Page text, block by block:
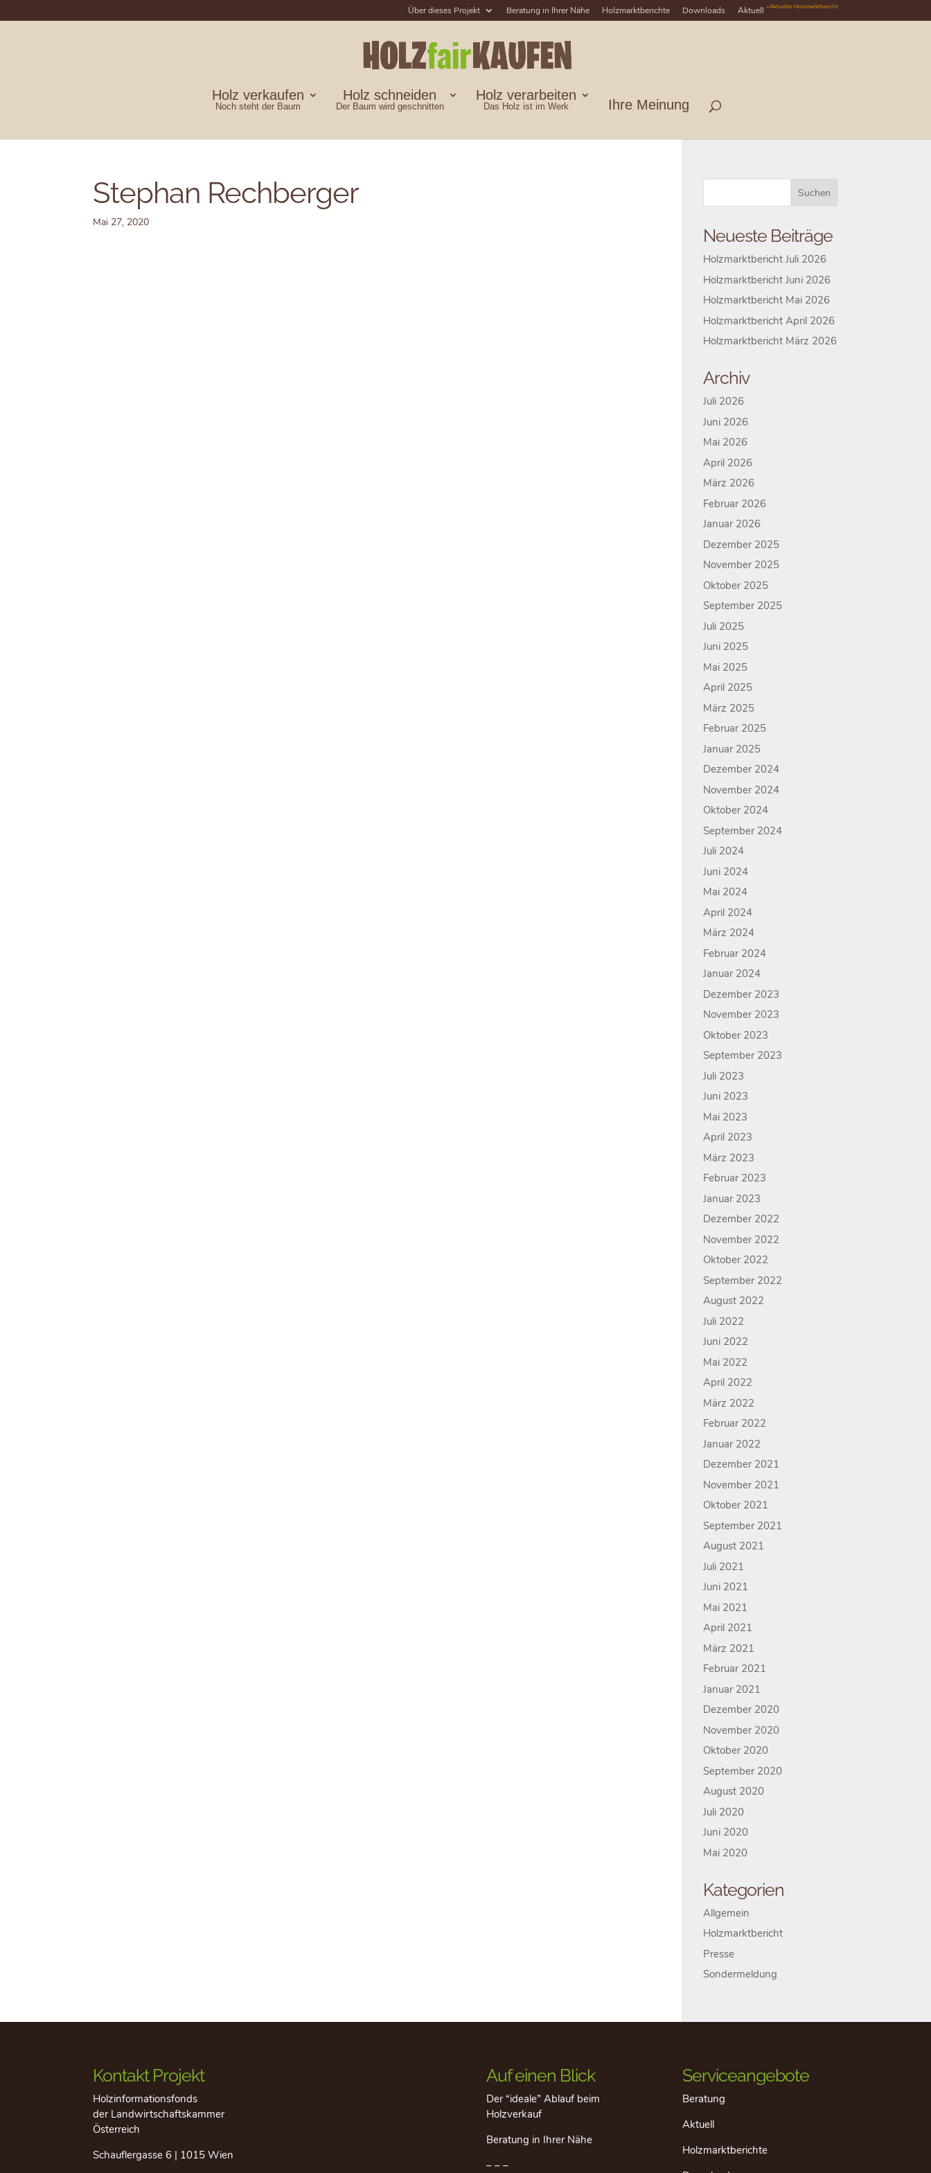
Über dieses Projekt Beratung in Ihrer Nähe Holzmarktberichte Downloads Aktuell +Aktueller Holzmarktbericht
Holz verkaufen
Noch steht der Baum
Holz schneiden
Der Baum wird geschnitten
Holz verarbeiten
Das Holz ist im Werk Ihre Meinung
Stephan Rechberger
Mai 27, 2020
Neueste Beiträge
Holzmarktbericht Juli 2026
Holzmarktbericht Juni 2026
Holzmarktbericht Mai 2026
Holzmarktbericht April 2026
Holzmarktbericht März 2026
Archiv
Juli 2026
Juni 2026
Mai 2026
April 2026
März 2026
Februar 2026
Januar 2026
Dezember 2025
November 2025
Oktober 2025
September 2025
Juli 2025
Juni 2025
Mai 2025
April 2025
März 2025
Februar 2025
Januar 2025
Dezember 2024
November 2024
Oktober 2024
September 2024
Juli 2024
Juni 2024
Mai 2024
April 2024
März 2024
Februar 2024
Januar 2024
Dezember 2023
November 2023
Oktober 2023
September 2023
Juli 2023
Juni 2023
Mai 2023
April 2023
März 2023
Februar 2023
Januar 2023
Dezember 2022
November 2022
Oktober 2022
September 2022
August 2022
Juli 2022
Juni 2022
Mai 2022
April 2022
März 2022
Februar 2022
Januar 2022
Dezember 2021
November 2021
Oktober 2021
September 2021
August 2021
Juli 2021
Juni 2021
Mai 2021
April 2021
März 2021
Februar 2021
Januar 2021
Dezember 2020
November 2020
Oktober 2020
September 2020
August 2020
Juli 2020
Juni 2020
Mai 2020
Kategorien
Allgemein
Holzmarktbericht
Presse
Sondermeldung
Kontakt Projekt
Holzinformationsfonds
der Landwirtschaftskammer
Österreich
Schauflergasse 6 | 1015 Wien
Auf einen Blick
Der “ideale” Ablauf beim
Holzverkauf
Beratung in Ihrer Nähe
– – –
Serviceangebote
Beratung
Aktuell
Holzmarktberichte